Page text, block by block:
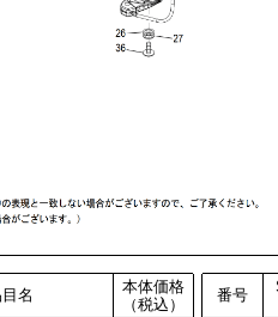
名
本体価格
（税込）
番号